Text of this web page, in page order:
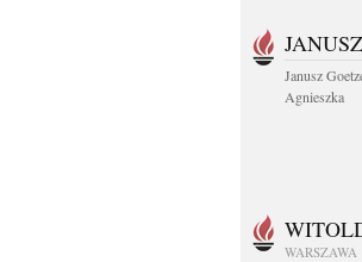
Janusz
Agnieszka
WARSZAWA